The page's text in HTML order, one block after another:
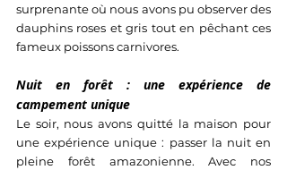
surprenante où nous avons pu observer des
dauphins roses et gris tout en pêchant ces
fameux poissons carnivores.
Nuit en forêt : une expérience de
campement unique
Le soir, nous avons quitté la maison pour
une expérience unique : passer la nuit en
pleine forêt amazonienne. Avec nos